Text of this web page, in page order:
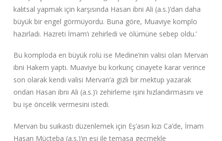
kalıtsal yapmak için karşısında Hasan ibni Ali (a.s.)’dan daha
büyük bir engel görmüyordu. Buna göre, Muaviye komplo
hazırladı. Hazreti İmam’ı zehirledi ve ölümüne sebep oldu.’
Bu komploda en büyük rolü ise Medine’nin valisi olan Mervan
ibni Hakem yaptı. Muaviye bu korkunç cinayete karar verince
son olarak kendi valisi Mervan’a gizli bir mektup yazarak
ondan Hasan ibni Ali (a.s.)’ı zehirleme işini hızlandırmasını ve
bu işe öncelik vermesini istedi.
Mervan bu suikastı düzenlemek için Eş’asın kızı Ca’de, İmam
Hasan Mücteba (a.s.)’ın eşi ile temasa geçmekle